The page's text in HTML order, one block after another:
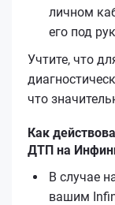
личном
его под
Учтите, что
что
Как
ДТП на
В случае
вашим